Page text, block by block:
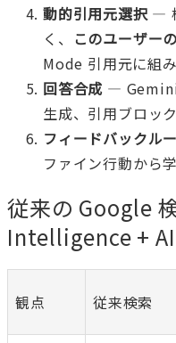
動的引用元選択 —
く、 このユーザー
Mode 引用元に組
回答合成 — Gemini
生成、引用ブロッ
フィードバックル
ファイン行動から
従来の Google
Intelligence +
観点 従来検索